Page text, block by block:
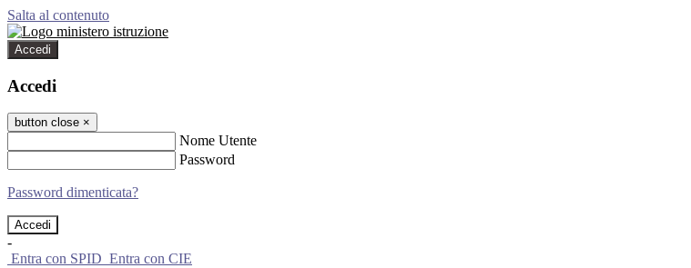
Salta al contenuto
Accedi
Accedi
button close ×
Nome Utente
Password
Password dimenticata?
-
Entra con SPID Entra con CIE